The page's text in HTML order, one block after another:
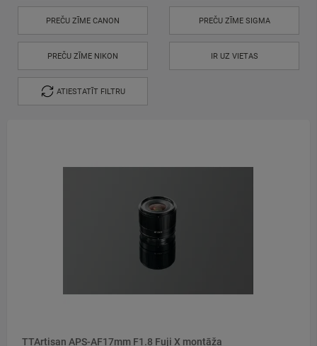
PREČU ZĪME CANON PREČU ZĪME SIGMA
PREČU ZĪME NIKON IR UZ VIETAS
ATIESTATĪT FILTRU
TTArtisan APS-AF17mm F1.8 Fuji X montāža